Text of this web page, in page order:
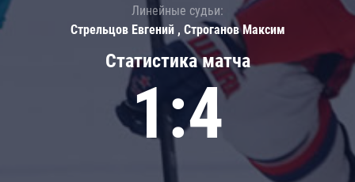
Статистика матча
1:4
Линейные судьи:
Стрельцов Евгений , Строганов Максим